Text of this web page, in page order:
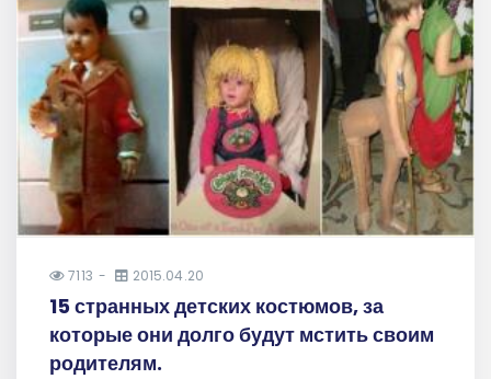
7113 2015.04.20
15 странных детских костюмов, за
которые они долго будут мстить своим
родителям.